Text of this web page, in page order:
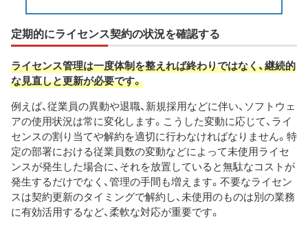
定期的にライセンス契約の状況を確認する
ライセンス管理は一度体制を整えれば終わりではなく、継続的
な見直しと更新が必要です。
例えば、従業員の異動や退職、新規採用などに伴い、ソフトウェ
アの使用状況は常に変化します。こうした変動に応じて、ライ
センスの割り当てや解約を適切に行わなければなりません。特
定の部署における従業員数の変動などによって未使用ライセ
ンスが発生した場合に、それを放置していると無駄なコストが
発生するだけでなく、管理の手間も増えます。不要なライセン
スは契約更新のタイミングで解約し、未使用のものは別の業務
に有効活用するなど、柔軟な対応が重要です。